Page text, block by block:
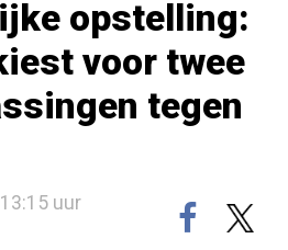
opstelling:
voor twee
tegen
uur